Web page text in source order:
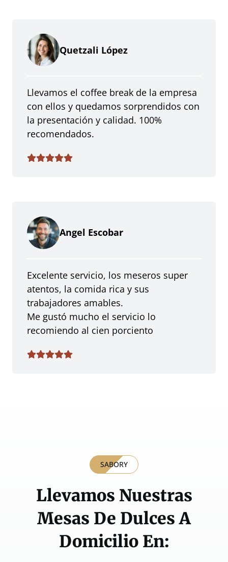
Quetzali López
Llevamos el coffee break de la empresa
con ellos y quedamos sorprendidos con
la presentación y calidad. 100%
recomendados.
Angel Escobar
Excelente servicio, los meseros super
atentos, la comida rica y sus
trabajadores amables.
Me gustó mucho el servicio lo
recomiendo al cien porciento
SABORY
Llevamos Nuestras
Mesas De Dulces A
Domicilio En: